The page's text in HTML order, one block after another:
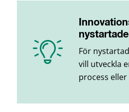
För
vill utveckla
process